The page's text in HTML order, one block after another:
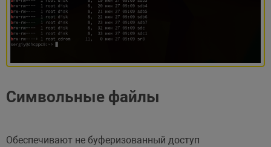
Символьные файлы
Обеспечивают не буферизованный доступ